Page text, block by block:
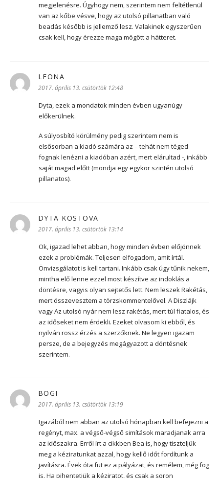
megjelenésre. Úgyhogy nem, szerintem nem feltétlenül
van az kőbe vésve, hogy az utolsó pillanatban való
beadás később is jellemző lesz. Valakinek egyszerűen
csak kell, hogy érezze maga mögött a hátteret.
LEONA
2017. április 13. csütörtök 12:48
Dyta, ezek a mondatok minden évben ugyanúgy
előkerülnek.
A súlyosbító körülmény pedig szerintem nem is
elsősorban a kiadó számára az – tehát nem téged
fognak lenézni a kiadóban azért, mert elárultad -, inkább
saját magad előtt (mondja egy egykor szintén utolsó
pillanatos).
DYTA KOSTOVA
2017. április 13. csütörtök 13:14
Ok, igazad lehet abban, hogy minden évben előjönnek
ezek a problémák. Teljesen elfogadom, amit írtál.
Önvizsgálatot is kell tartani. Inkább csak úgy tűnik nekem,
mintha elő lenne ezzel most készítve az indoklás a
döntésre, vagyis olyan sejtetős lett. Nem leszek Rakétás,
mert összevesztem a törzskommentelővel. A Diszlájk
vagy Az utolsó nyár nem lesz rakétás, mert túl fiatalos, és
az időseket nem érdekli. Ezeket olvasom ki ebből, és
nyilván rossz érzés a szerzőknek. Ne legyen igazam
persze, de a bejegyzés megágyazott a döntésnek
szerintem.
BOGI
2017. április 13. csütörtök 13:19
Igazából nem abban az utolsó hónapban kell befejezni a
regényt, max. a végső-végső simítások maradjanak arra
az időszakra. Erről írt a cikkben Bea is, hogy tiszteljük
meg a kéziratunkat azzal, hogy kellő időt fordítunk a
javításra. Évek óta fut ez a pályázat, és remélem, még fog
is. Ha pihentetjük a kéziratot, és csak a soron